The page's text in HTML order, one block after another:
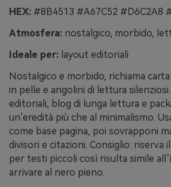
HEX: #8B4513 #A67C52 #D6C2A8
Atmosfera: nostalgico, morbido,
Ideale per: layout editoriali
Nostalgico e morbido, richiama
in pelle e angolini di lettura
editoriali, blog di lunga lettura e
un’eredità più che al minimalismo.
come base pagina, poi sovrapponi
divisori e citazioni. Consiglio: riserva
per testi piccoli così risulta simile
arrivare al nero pieno.